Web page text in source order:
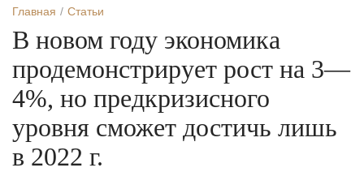
Главная Статьи
В новом году экономика
продемонстрирует рост на 3—
4%, но предкризисного
уровня сможет достичь лишь
в 2022 г.